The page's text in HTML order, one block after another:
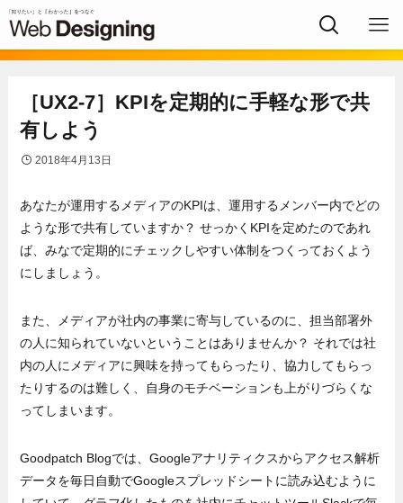
［UX2-7］KPIを定期的に手軽な形で共
有しよう
2018年4月13日
あなたが運用するメディアのKPIは、運用するメンバー内でどの
ような形で共有していますか？ せっかくKPIを定めたのであれ
ば、みなで定期的にチェックしやすい体制をつくっておくよう
にしましょう。
また、メディアが社内の事業に寄与しているのに、担当部署外
の人に知られていないということはありませんか？ それでは社
内の人にメディアに興味を持ってもらったり、協力してもらっ
たりするのは難しく、自身のモチベーションも上がりづらくな
ってしまいます。
Goodpatch Blogでは、Googleアナリティクスからアクセス解析
データを毎日自動でGoogleスプレッドシートに読み込むように